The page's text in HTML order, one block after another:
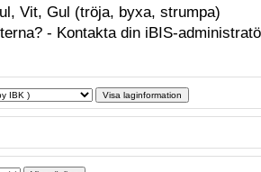
Vit, Gul (tröja, byxa, strumpa)
- Kontakta din iBIS-